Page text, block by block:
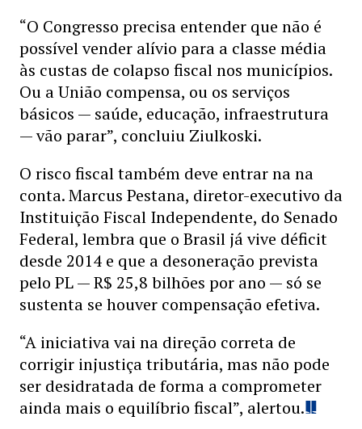
“O Congresso precisa entender que não é
possível vender alívio para a classe média
às custas de colapso fiscal nos municípios.
Ou a União compensa, ou os serviços
básicos — saúde, educação, infraestrutura
— vão parar”, concluiu Ziulkoski.
O risco fiscal também deve entrar na na
conta. Marcus Pestana, diretor-executivo da
Instituição Fiscal Independente, do Senado
Federal, lembra que o Brasil já vive déficit
desde 2014 e que a desoneração prevista
pelo PL — R$ 25,8 bilhões por ano — só se
sustenta se houver compensação efetiva.
“A iniciativa vai na direção correta de
corrigir injustiça tributária, mas não pode
ser desidratada de forma a comprometer
ainda mais o equilíbrio fiscal”, alertou.